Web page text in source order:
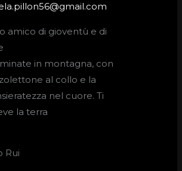
amico di gioventù e di
in montagna, con
al collo e la
nel cuore. Ti
la terra
Rui